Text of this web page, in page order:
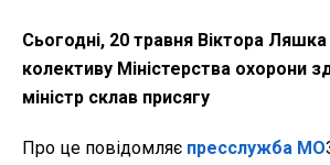
Сьогодні, 20 травня Віктора
колективу Міністерства охорони
міністр склав присягу
Про це повідомляє пресслужба МО